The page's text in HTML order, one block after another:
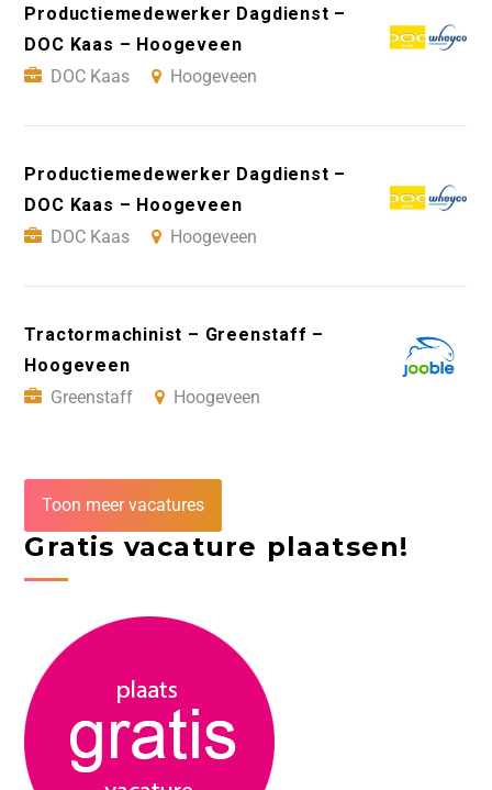
Productiemedewerker Dagdienst –
DOC Kaas – Hoogeveen
DOC Kaas
Hoogeveen
Productiemedewerker Dagdienst –
DOC Kaas – Hoogeveen
DOC Kaas
Hoogeveen
Tractormachinist – Greenstaff –
Hoogeveen
Greenstaff
Hoogeveen
Toon meer vacatures
Gratis vacature plaatsen!